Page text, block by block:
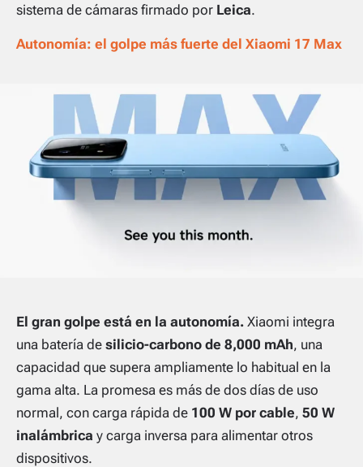
sistema de cámaras firmado por Leica.
Autonomía: el golpe más fuerte del Xiaomi 17 Max
El gran golpe está en la autonomía. Xiaomi integra
una batería de silicio-carbono de 8,000 mAh, una
capacidad que supera ampliamente lo habitual en la
gama alta. La promesa es más de dos días de uso
normal, con carga rápida de 100 W por cable, 50 W
inalámbrica y carga inversa para alimentar otros
dispositivos.